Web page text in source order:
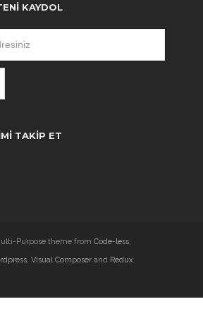
KAYDOL
TAKIP ET
Purpose theme from Code-less,
, Visual Composer and Redux